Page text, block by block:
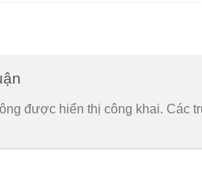
được hiển thị công khai. Các